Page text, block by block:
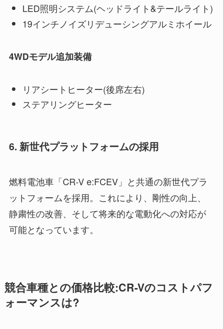
LED照明システム(ヘッドライト&テールライト)
19インチノイズリデューシングアルミホイール
4WDモデル追加装備
リアシートヒーター(後席左右)
ステアリングヒーター
6. 新世代プラットフォームの採用
燃料電池車「CR-V e:FCEV」と共通の新世代プラ
ットフォームを採用。これにより、剛性の向上、
静粛性の改善、そして将来的な電動化への対応が
可能となっています。
競合車種との価格比較:CR-Vのコストパフ
ォーマンスは?